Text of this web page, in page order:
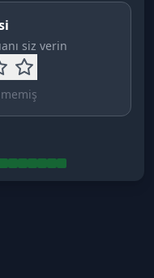
siz verin